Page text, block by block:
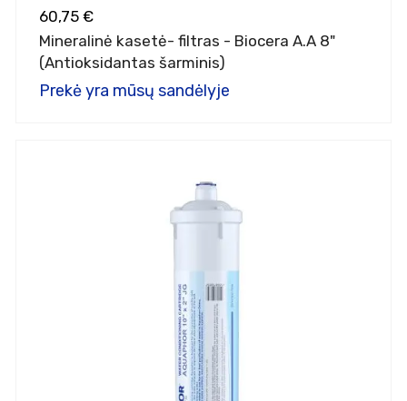
60,75 €
Mineralinė kasetė- filtras - Biocera A.A 8"
(Antioksidantas šarminis)
Prekė yra mūsų sandėlyje